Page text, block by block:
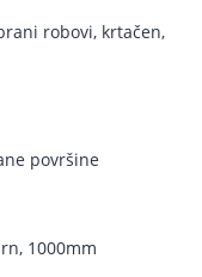
robovi, krtačen,
površine
1000mm